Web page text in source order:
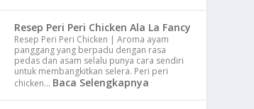
Resep Peri Peri Chicken Ala La Fancy
Resep Peri Peri Chicken | Aroma ayam
panggang yang berpadu dengan rasa
pedas dan asam selalu punya cara sendiri
untuk membangkitkan selera. Peri peri
chicken… Baca Selengkapnya